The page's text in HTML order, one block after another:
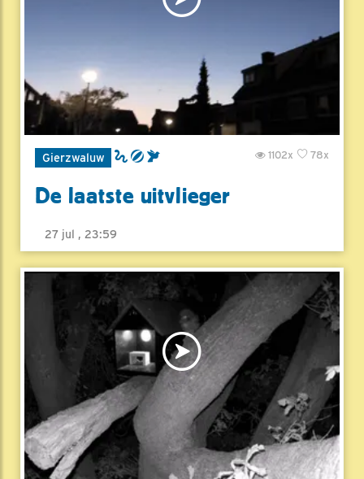
Gierzwaluw 78x
1102x
De laatste uitvlieger
27 jul , 23:59